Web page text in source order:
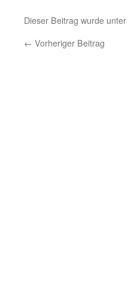
Dieser Beitrag wurde unter
← Vorheriger Beitrag